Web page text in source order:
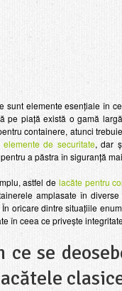
sunt elemente esențiale în
pe piață există o gamă
containere, atunci
elemente de securitate, dar
a păstra în siguranță
astfel de lacăte pentru
amplasate în
În oricare dintre situațiile
în ceea ce privește
ce se